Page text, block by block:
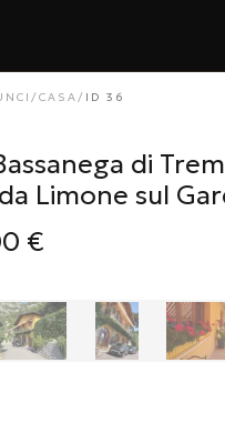
/CASA/ ID 36
di
Limone sul
€